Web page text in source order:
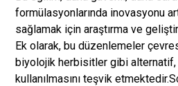
formülasyonlarında inovasyonu
sağlamak için araştırma ve
Ek olarak, bu düzenlemeler
biyolojik herbisitler gibi
kullanılmasını teşvik etmektedir.